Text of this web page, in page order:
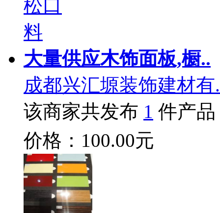
大量供应木饰面板,橱..
成都兴汇塬装饰建材有
该商家共发布 1 件产品
价格：100.00元